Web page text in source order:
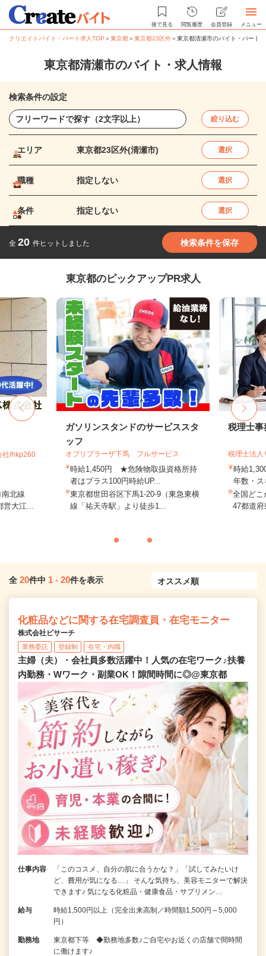
後で見る 閲覧履歴 会員登録 メニュー
クリエイトバイト・パート求人TOP ＞東京都＞東京都23区外＞東京都清瀬市のバイト・パート
東京都清瀬市のバイト・求人情報
検索条件の設定
絞り込む
エリア 東京都23区外(清瀬市) 選択
職種 指定しない 選択
条件 指定しない 選択
全 20 件ヒットしました 検索条件を保存
東京都のピックアップPR求人
社/hkp260
北線
大江...
ガソリンスタンドのサービススタ
ッフ
オブリプラーザ下馬 フルサービス
時給1,450円 ★危険物取扱資格所持
者はプラス100円時給UP...
東京都世田谷区下馬1-20-9（東急東横
線「祐天寺駅」より徒歩1...
税理士事
税理士法人
時給
年数・
全国どこ
47都道
全 20件中 1 - 20件を表示
化粧品などに関する在宅調査員・在宅モニター
株式会社ビサーチ
業務委託 登録制 在宅・内職
主婦（夫）・会社員多数活躍中！人気の在宅ワーク♪扶養
内勤務・Wワーク・副業OK！隙間時間に◎@東京都
仕事内容
「このコスメ、自分の肌に合うかな？」「試してみたいけ
ど、費用が気になる…」 そんな気持ち、美容モニターで解決
できます♪ 気になる化粧品・健康食品・サプリメン…
給与
時給1,500円以上（完全出来高制／時間額1,500円～5,000
円）
勤務地
東京都下等 ◆勤務地多数♪ご自宅やお近くの店舗で間時間
に働けます♪